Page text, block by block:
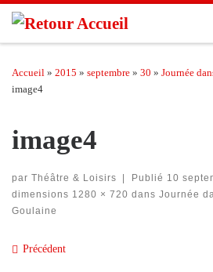
Passer au contenu
Accueil » 2015 » septembre » 30 » Journée
image4
image4
par Théâtre & Loisirs | Publié 10
dimensions 1280 × 720 dans Journée
Goulaine
Navigation des
Précédent